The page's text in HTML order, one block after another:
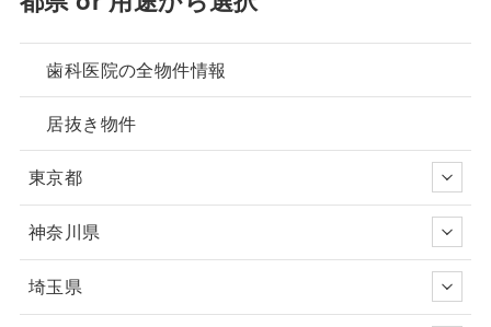
歯科医院の全物件情報
居抜き物件
東京都
神奈川県
埼玉県